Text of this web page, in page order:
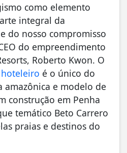
como elemento
integral da
do nosso compromisso
do empreendimento
Roberto Kwon. O
é o único do
amazônica e modelo de
construção em Penha
temático Beto Carrero
praias e destinos do